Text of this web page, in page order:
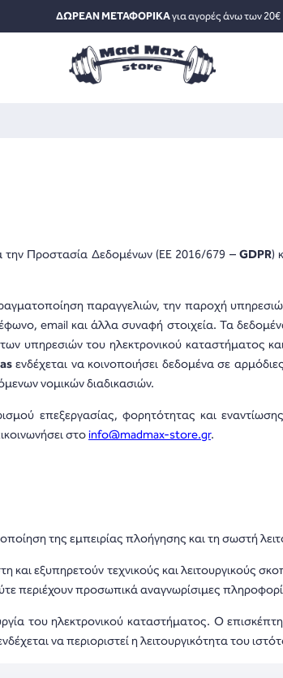
ΔΩΡΕΑΝ ΜΕΤΑΦΟΡΙΚΑγια αγορές άνω των 20€
Προστασία Δεδομένων (ΕΕ 2016/679 –GDPR)
παραγγελιών, την παροχή
email και άλλα συναφή στοιχεία. Τα
υπηρεσιών του ηλεκτρονικού καταστήματος
ενδέχεται να κοινοποιήσει δεδομένα σε
νομικών διαδικασιών.
επεξεργασίας, φορητότητας και
στοinfo@madmax-store.gr.
της εμπειρίας πλοήγησης και τη σωστή
και εξυπηρετούν τεχνικούς και
περιέχουν προσωπικά αναγνωρίσιμες
του ηλεκτρονικού καταστήματος. Ο
να περιοριστεί η λειτουργικότητα του